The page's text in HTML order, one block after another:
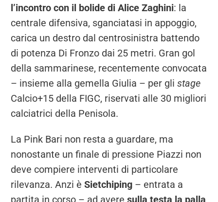
l’incontro con il bolide di Alice Zaghini: la
centrale difensiva, sganciatasi in appoggio,
carica un destro dal centrosinistra battendo
di potenza Di Fronzo dai 25 metri. Gran gol
della sammarinese, recentemente convocata
– insieme alla gemella Giulia – per glistage
Calcio+15 della FIGC, riservati alle 30 migliori
calciatrici della Penisola.
La Pink Bari non resta a guardare, ma
nonostante un finale di pressione Piazzi non
deve compiere interventi di particolare
rilevanza. Anzi èSietchiping – entrata a